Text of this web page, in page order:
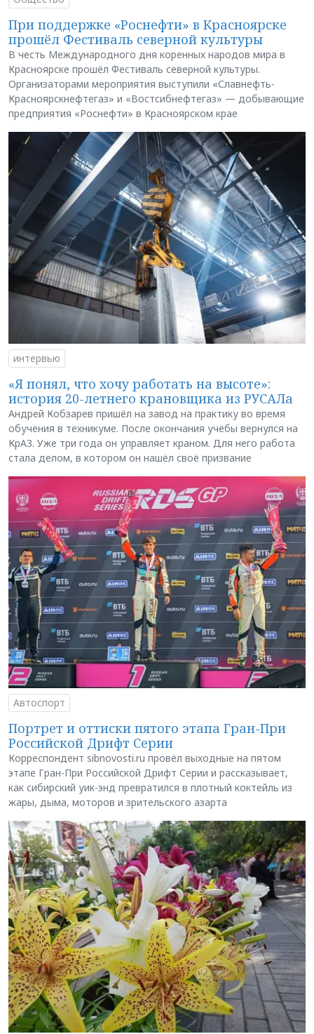
При поддержке «Роснефти» в Красноярске
прошёл Фестиваль северной культуры
В честь Международного дня коренных народов мира в
Красноярске прошёл Фестиваль северной культуры.
Организаторами мероприятия выступили «Славнефть-
Красноярскнефтегаз» и «Востсибнефтегаз» — добывающие
предприятия «Роснефти» в Красноярском крае
интервью
«Я понял, что хочу работать на высоте»:
история 20-летнего крановщика из РУСАЛа
Андрей Кобзарев пришёл на завод на практику во время
обучения в техникуме. После окончания учёбы вернулся на
КрАЗ. Уже три года он управляет краном. Для него работа
стала делом, в котором он нашёл своё призвание
Автоспорт
Портрет и оттиски пятого этапа Гран-При
Российской Дрифт Серии
Корреспондент sibnovosti.ru провёл выходные на пятом
этапе Гран-При Российской Дрифт Серии и рассказывает,
как сибирский уик-энд превратился в плотный коктейль из
жары, дыма, моторов и зрительского азарта